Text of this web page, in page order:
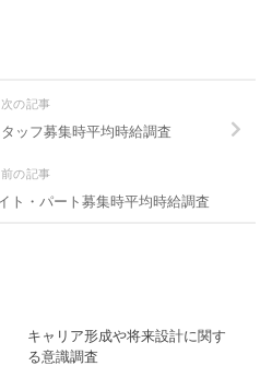
次の記事
ッフ募集時平均時給調査
前の記事
ト・パート募集時平均時給調査
キャリア形成や将来設計に関す
る意識調査